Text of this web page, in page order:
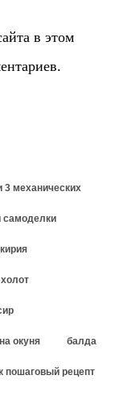
в этом
3 механических
самоделки
окуня балда
пошаговый рецепт